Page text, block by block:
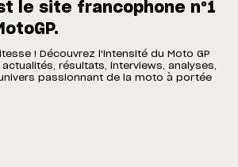
le site francophone n°1
! Découvrez l'intensité du Moto GP
résultats, interviews, analyses,
passionnant de la moto à portée